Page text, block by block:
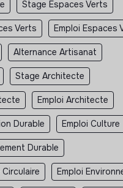
Stage Espaces Verts
Verts Emploi Espaces
Alternance Artisanat
Stage Architecte
Emploi Architecte
Durable Emploi Culture
Durable
Emploi